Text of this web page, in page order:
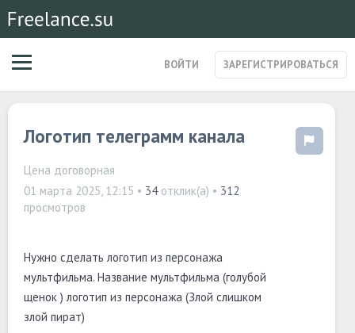
ВОЙТИ ЗАРЕГИСТРИРОВАТЬСЯ
МАГАЗИН УСЛУГ
СТАРТАПЫ
ПОСТЫ
Логотип телеграмм канала
Цена договорная
01 марта 2025, 12:15 • 34отклик(а) • 312
просмотров
Нужно сделать логотип из персонажа
мультфильма. Название мультфильма (голубой
щенок ) логотип из персонажа (Злой слишком
злой пират)